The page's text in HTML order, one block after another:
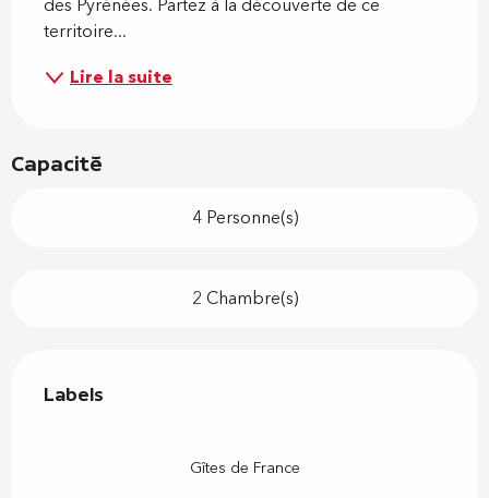
des Pyrénées. Partez à la découverte de ce
territoire...
Lire la suite
Capacité
4 Personne(s)
2 Chambre(s)
Labels
Labels
Gîtes de France